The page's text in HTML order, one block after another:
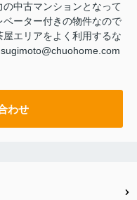
中古マンションとなって
ーター付きの物件なので
エリアをよく利用するな
わせ